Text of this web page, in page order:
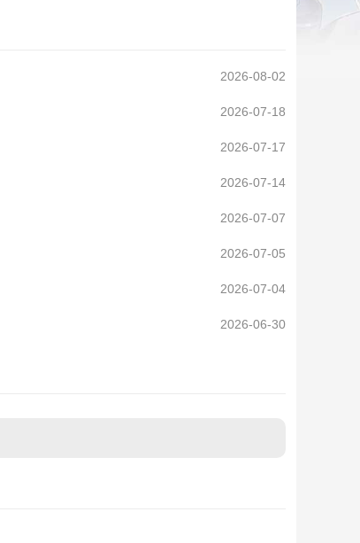
2026-08-02
2026-07-18
2026-07-17
2026-07-14
2026-07-07
2026-07-05
2026-07-04
2026-06-30